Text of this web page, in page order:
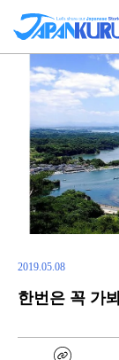
2019.05.08
한번은 꼭 가